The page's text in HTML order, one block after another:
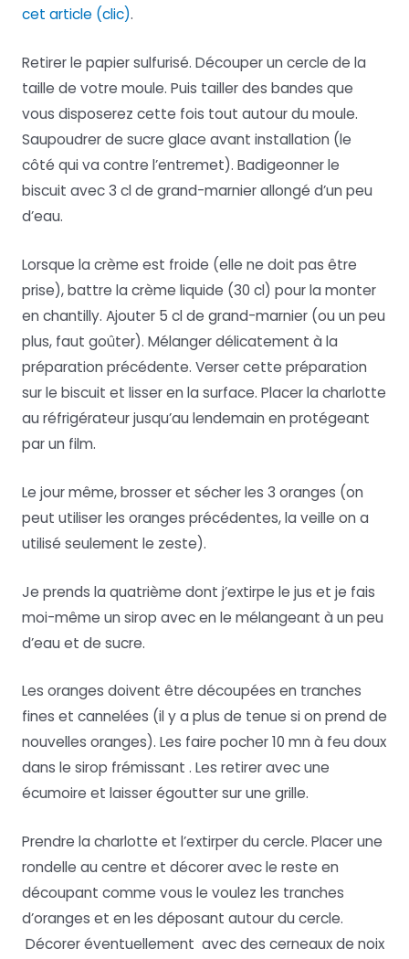
cet article (clic).
Retirer le papier sulfurisé. Découper un cercle de la
taille de votre moule. Puis tailler des bandes que
vous disposerez cette fois tout autour du moule.
Saupoudrer de sucre glace avant installation (le
côté qui va contre l’entremet). Badigeonner le
biscuit avec 3 cl de grand-marnier allongé d’un peu
d’eau.
Lorsque la crème est froide (elle ne doit pas être
prise), battre la crème liquide (30 cl) pour la monter
en chantilly. Ajouter 5 cl de grand-marnier (ou un peu
plus, faut goûter). Mélanger délicatement à la
préparation précédente. Verser cette préparation
sur le biscuit et lisser en la surface. Placer la charlotte
au réfrigérateur jusqu’au lendemain en protégeant
par un film.
Le jour même, brosser et sécher les 3 oranges (on
peut utiliser les oranges précédentes, la veille on a
utilisé seulement le zeste).
Je prends la quatrième dont j’extirpe le jus et je fais
moi-même un sirop avec en le mélangeant à un peu
d’eau et de sucre.
Les oranges doivent être découpées en tranches
fines et cannelées (il y a plus de tenue si on prend de
nouvelles oranges). Les faire pocher 10 mn à feu doux
dans le sirop frémissant . Les retirer avec une
écumoire et laisser égoutter sur une grille.
Prendre la charlotte et l’extirper du cercle. Placer une
rondelle au centre et décorer avec le reste en
découpant comme vous le voulez les tranches
d’oranges et en les déposant autour du cercle.
Décorer éventuellement avec des cerneaux de noix